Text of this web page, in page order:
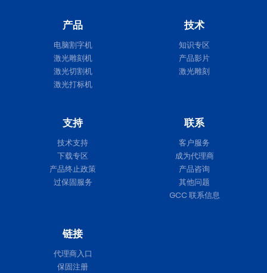
产品
电脑割字机
激光雕刻机
激光切割机
激光打标机
技术
知识专区
产品影片
激光雕刻
支持
技术支持
下载专区
产品终止政策
过保固服务
联系
客户服务
成为代理商
产品咨询
其他问题
GCC 联系信息
链接
代理商入口
保固注册